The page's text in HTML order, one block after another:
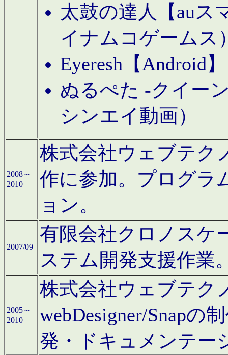
太鼓の達人【auス
イナムコゲームス
Eyeresh【Android
ぬるぺた -クイー
シンエイ動画）
2008～
2010
株式会社ウェブテク
作に参加。プログラ
ョン。
2007/09
有限会社クロノスケ
ステム開発支援作業
2005～
2010
株式会社ウェブテク
webDesigner/Snapの
発・ドキュメンテー